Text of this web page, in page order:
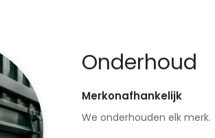
Onderhoud
Merkonafhankelijk
We onderhouden elk merk.